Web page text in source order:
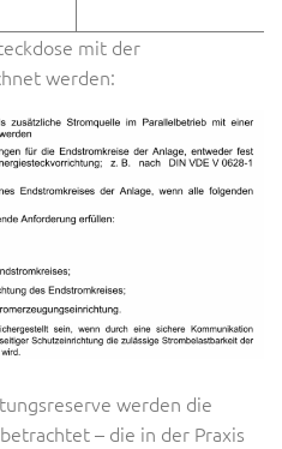
mit der
werden:
werden die
– die in der Praxis